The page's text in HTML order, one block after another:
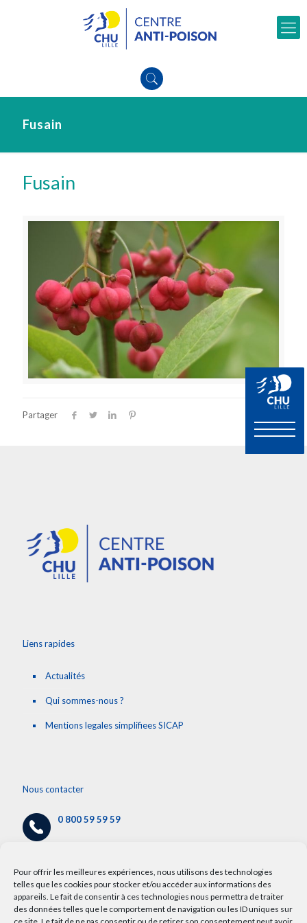
Pour offrir les meilleures expériences, nous utilisons des technologies
telles que les cookies pour stocker et/ou accéder aux informations des
appareils. Le fait de consentir à ces technologies nous permettra de traiter
des données telles que le comportement de navigation ou les ID uniques sur
Fusain
Fusain
Partager
Liens rapides
Actualités
Qui sommes-nous ?
Mentions legales simplifiees SICAP
Nous contacter
0 800 59 59 59
5 avenue Oscar Lambret,
59000 Lille